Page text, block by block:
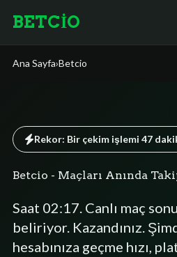
BETCİO
Ana Sayfa›Betcio
Rekor: Bir çekim işlemi 47
Betcio - Maçları Anında
Saat 02:17. Canlı maç
beliriyor. Kazandınız.
hesabınıza geçme hızı,